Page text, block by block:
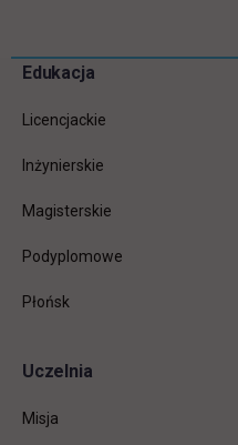
Pomiń
Informacje w stopce
Edukacja
Licencjackie
Inżynierskie
Magisterskie
Podyplomowe
Płońsk
Uczelnia
Misja